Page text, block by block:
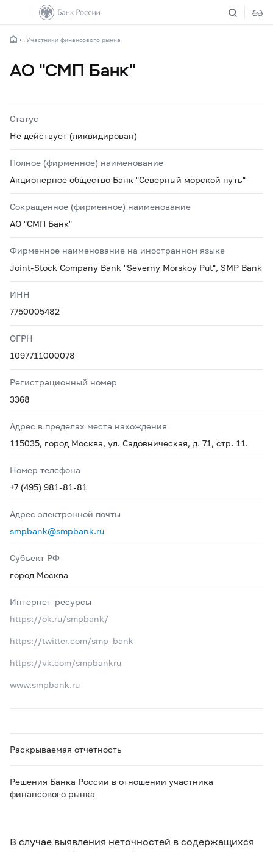
Участники финансового рынка
АО "СМП Банк"
Статус
Не действует (ликвидирован)
Полное (фирменное) наименование
Акционерное общество Банк "Северный морской путь"
Сокращенное (фирменное) наименование
АО "СМП Банк"
Фирменное наименование на иностранном языке
Joint-Stock Company Bank "Severny Morskoy Put", SMP Bank
ИНН
7750005482
ОГРН
1097711000078
Регистрационный номер
3368
Адрес в пределах места нахождения
115035, город Москва, ул. Садовническая, д. 71, стр. 11.
Номер телефона
+7 (495) 981-81-81
Адрес электронной почты
smpbank@smpbank.ru
Субъект РФ
город Москва
Интернет-ресурсы
https://ok.ru/smpbank/
https://twitter.com/smp_bank
https://vk.com/smpbankru
www.smpbank.ru
Раскрываемая отчетность
Решения Банка России в отношении участника
финансового рынка
В случае выявления неточностей в содержащихся